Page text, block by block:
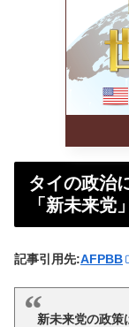
タイの政治
「新未来党」
記事引用先:AFPBB
新未来党の政策